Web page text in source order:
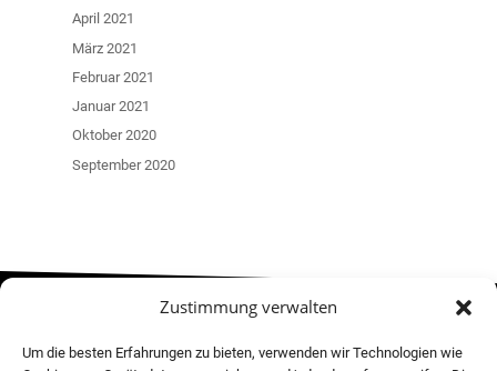
Zustimmung verwalten
Um die besten Erfahrungen zu bieten, verwenden wir Technologien wie
April 2021
März 2021
Februar 2021
Januar 2021
Oktober 2020
September 2020